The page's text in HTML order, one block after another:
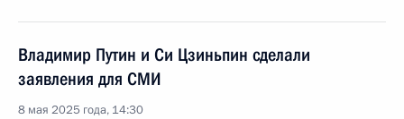
Владимир Путин и Си Цзиньпин сделали
заявления для СМИ
8 мая 2025 года, 14:30